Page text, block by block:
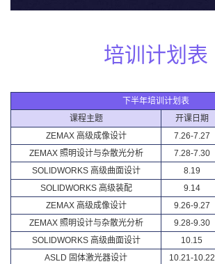
培训计划表
下半年培训计划表
课程主题
开课日期
ZEMAX 高级成像设计
7.26-7.27
ZEMAX 照明设计与杂散光分析
7.28-7.30
SOLIDWORKS 高级曲面设计
8.19
SOLIDWORKS 高级装配
9.14
ZEMAX 高级成像设计
9.26-9.27
ZEMAX 照明设计与杂散光分析
9.28-9.30
SOLIDWORKS 高级曲面设计
10.15
ASLD 固体激光器设计
10.21-10.22